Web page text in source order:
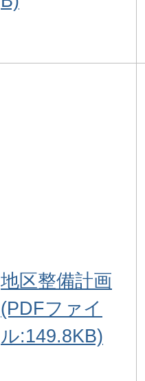
地区整備計画
(PDFファイ
ル:149.8KB)